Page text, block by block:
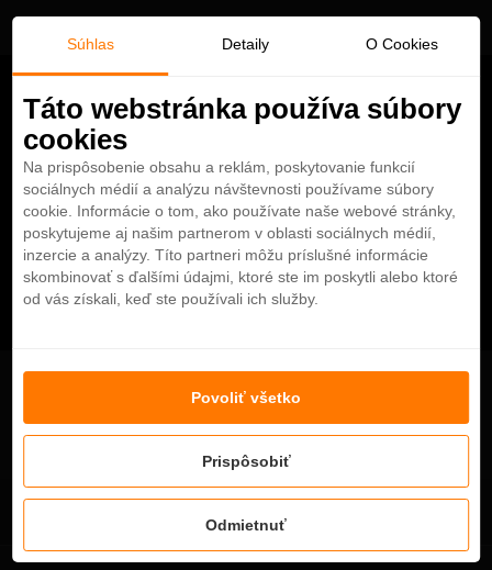
Najlepší rezort na Maledivach - Velassaru
Súhlas Detaily O Cookies
Táto webstránka používa súbory
cookies
Na prispôsobenie obsahu a reklám, poskytovanie funkcií
sociálnych médií a analýzu návštevnosti používame súbory
cookie. Informácie o tom, ako používate naše webové stránky,
poskytujeme aj našim partnerom v oblasti sociálnych médií,
inzercie a analýzy. Títo partneri môžu príslušné informácie
skombinovať s ďalšími údajmi, ktoré ste im poskytli alebo ktoré
od vás získali, keď ste používali ich služby.
Odmietnuť
Prispôsobiť
Povoliť všetko